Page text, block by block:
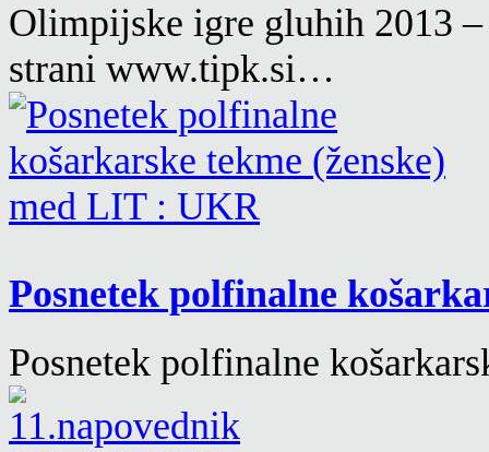
Olimpijske igre gluhih 2013
strani www.tipk.si…
Posnetek polfinalne
Posnetek polfinalne